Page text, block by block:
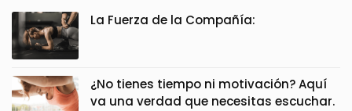
La Fuerza de la Compañía:
¿No tienes tiempo ni motivación? Aquí
va una verdad que necesitas escuchar.